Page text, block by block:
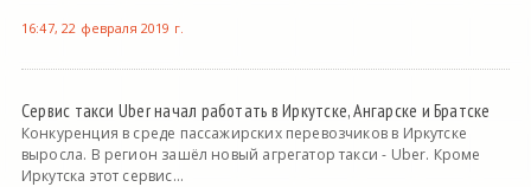
16:47, 22 февраля 2019 г.
Сервис такси Uber начал работать в Иркутске, Ангарске и Братске
Конкуренция в среде пассажирских перевозчиков в Иркутске
выросла. В регион зашёл новый агрегатор такси - Uber. Кроме
Иркутска этот сервис...